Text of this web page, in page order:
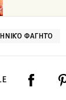
ΦΑΓΗΤΌ